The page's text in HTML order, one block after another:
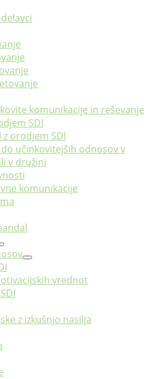
komunikacije in reševanje
SDI
z orodjem SDI
učinkovitejših odnosov v
v družini
komunikacije
vrednot
z izkušnjo nasilja